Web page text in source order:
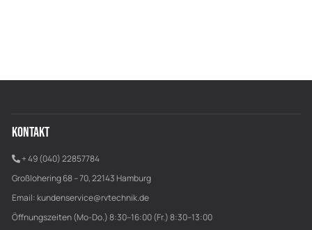
KONTAKT
+ 49 (040) 22857784
Großlohering 68 – 70, 22143 Hamburg
Email: kundenservice@rvtechnik.de
Öffnungszeiten (Mo-Do.) 8:30–16:00 (Fr.) 8:30–13:00